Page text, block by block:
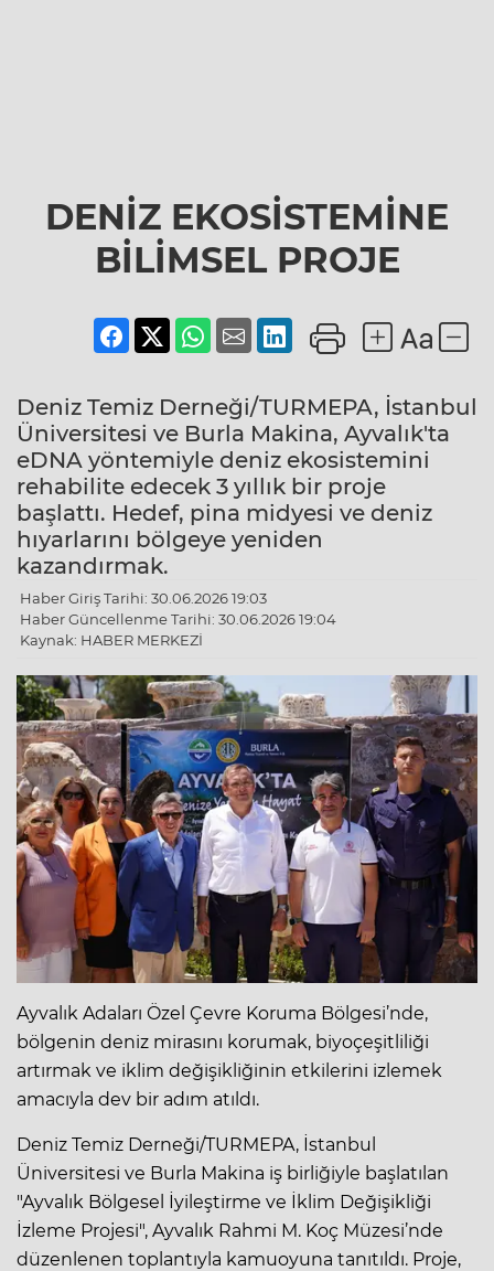
DENİZ EKOSİSTEMİNE
BİLİMSEL PROJE
Deniz Temiz Derneği/TURMEPA, İstanbul
Üniversitesi ve Burla Makina, Ayvalık'ta
eDNA yöntemiyle deniz ekosistemini
rehabilite edecek 3 yıllık bir proje
başlattı. Hedef, pina midyesi ve deniz
hıyarlarını bölgeye yeniden
kazandırmak.
Haber Giriş Tarihi: 30.06.2026 19:03
Haber Güncellenme Tarihi: 30.06.2026 19:04
Kaynak: HABER MERKEZİ
Ayvalık Adaları Özel Çevre Koruma Bölgesi’nde,
bölgenin deniz mirasını korumak, biyoçeşitliliği
artırmak ve iklim değişikliğinin etkilerini izlemek
amacıyla dev bir adım atıldı.
Deniz Temiz Derneği/TURMEPA, İstanbul
Üniversitesi ve Burla Makina iş birliğiyle başlatılan
"Ayvalık Bölgesel İyileştirme ve İklim Değişikliği
İzleme Projesi", Ayvalık Rahmi M. Koç Müzesi’nde
düzenlenen toplantıyla kamuoyuna tanıtıldı. Proje,